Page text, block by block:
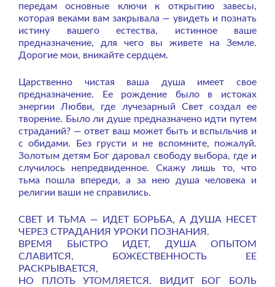
передам основные ключи к открытию завесы,
которая веками вам закрывала — увидеть и познать
истину вашего естества, истинное ваше
предназначение, для чего вы живете на Земле.
Дорогие мои, вникайте сердцем.
Царственно чистая ваша душа имеет свое
предназначение. Ее рождение было в истоках
энергии Любви, где лучезарный Свет создал ее
творение. Было ли душе предназначено идти путем
страданий? — ответ ваш может быть и вспыльчив и
с обидами. Без грусти и не вспомните, пожалуй.
Золотым детям Бог даровал свободу выбора, где и
случилось непредвиденное. Скажу лишь то, что
тьма пошла впереди, а за нею душа человека и
религии ваши не справились.
СВЕТ И ТЬМА — ИДЕТ БОРЬБА, А ДУША НЕСЕТ
ЧЕРЕЗ СТРАДАНИЯ УРОКИ ПОЗНАНИЯ.
ВРЕМЯ БЫСТРО ИДЕТ, ДУША ОПЫТОМ
СЛАВИТСЯ, БОЖЕСТВЕННОСТЬ ЕЕ
РАСКРЫВАЕТСЯ,
НО ПЛОТЬ УТОМЛЯЕТСЯ. ВИДИТ БОГ БОЛЬ